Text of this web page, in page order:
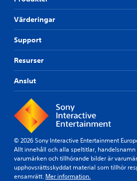
Värderingar
Support
Resurser
Anslut
© 2026 Sony Interactive Entertainment
Allt innehåll och alla speltitlar,
varumärken och tillhörande bilder är
upphovsrättsskyddat material som tillhör
ensamrätt. Mer information.